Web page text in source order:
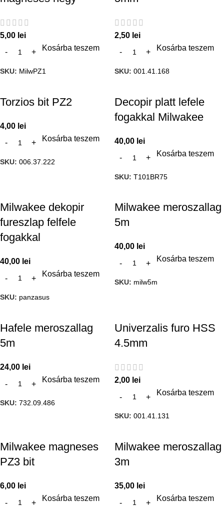
5,00 lei
Kosárba teszem
SKU: MilwPZ1
2,50 lei
Kosárba teszem
SKU: 001.41.168
Torzios bit PZ2
4,00 lei
Kosárba teszem
SKU: 006.37.222
Decopir platt lefele
fogakkal Milwakee
40,00 lei
Kosárba teszem
SKU: T101BR75
Milwakee dekopir
fureszlap felfele
fogakkal
40,00 lei
Kosárba teszem
SKU: panzasus
Milwakee meroszallag
5m
40,00 lei
Kosárba teszem
SKU: milw5m
Hafele meroszallag
5m
24,00 lei
Kosárba teszem
SKU: 732.09.486
Univerzalis furo HSS
4.5mm
2,00 lei
Kosárba teszem
SKU: 001.41.131
Milwakee magneses
PZ3 bit
6,00 lei
Kosárba teszem
Milwakee meroszallag
3m
35,00 lei
Kosárba teszem